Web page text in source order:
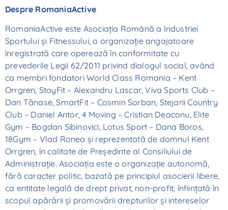
Despre RomaniaActive
RomaniaActive este Asociaţia Română a Industriei
Sportului şi Fitnessului, o organizaţie angajatoare
înregistrată care operează în conformitate cu
prevederile Legii 62/2011 privind dialogul social, având
ca membri fondatori World Class Romania – Kent
Orrgren, StayFit – Alexandru Lascar, Viva Sports Club –
Dan Tănase, SmartFit – Cosmin Sorban, Stejarii Country
Club – Daniel Antor, 4 Moving – Cristian Deaconu, Elite
Gym – Bogdan Sibinovici, Lotus Sport – Dana Boros,
18Gym – Vlad Ronea şi reprezentată de domnul Kent
Orrgren, în calitate de Preşedinte al Consiliului de
Administraţie. Asociaţia este o organizaţie autonomă,
fără caracter politic, bazată pe principiul asocierii libere,
ca entitate legală de drept privat, non-profit, înfiinţată în
scopul apărării şi promovării drepturilor şi intereselor